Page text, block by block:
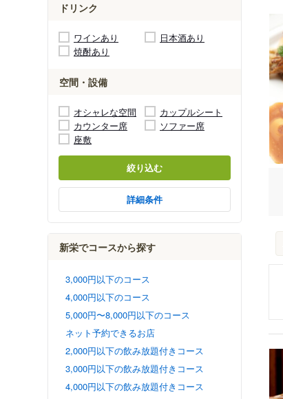
ドリンク
ワインあり
日本酒あり
焼酎あり
空間・設備
オシャレな空間
カップルシート
カウンター席
ソファー席
座敷
絞り込む
詳細条件
新栄でコースから探す
3,000円以下のコース
4,000円以下のコース
5,000円〜8,000円以下のコース
ネット予約できるお店
2,000円以下の飲み放題付きコース
3,000円以下の飲み放題付きコース
4,000円以下の飲み放題付きコース